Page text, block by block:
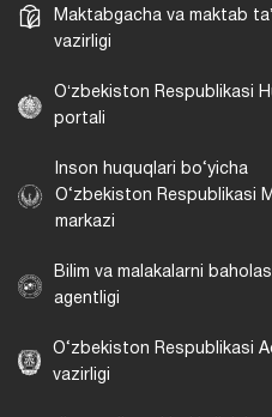
Maktabgacha va maktab
vazirligi
Oʻzbekiston Respublikasi
portali
Inson huquqlari bo‘yicha
O‘zbekiston Respublikasi
markazi
Bilim va malakalarni
agentligi
O‘zbekiston Respublikasi
vazirligi